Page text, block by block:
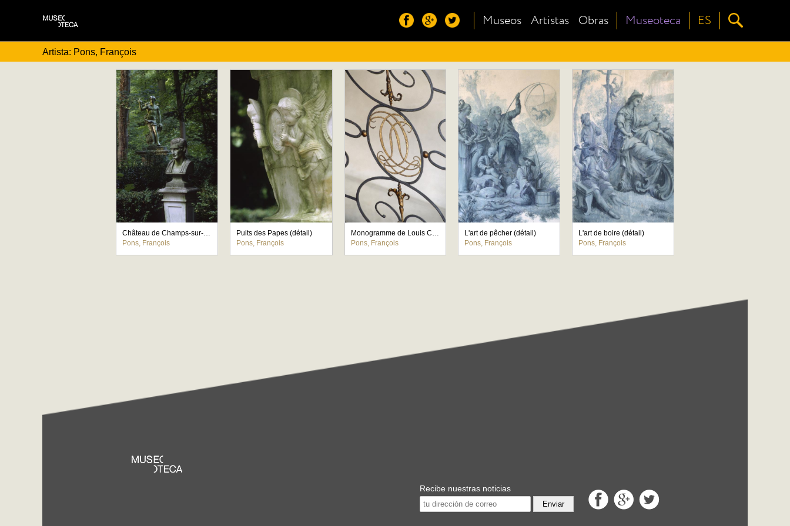
Museos Artistas Obras Museoteca ES
Artista: Pons, François
Château de Champs-sur-Marne, parterre de l'est, buste de philosophe et statue de jeune chasseur
Pons, François
Puits des Papes (détail)
Pons, François
Monogramme de Louis Cahen d'Anvers
Pons, François
L'art de pêcher (détail)
Pons, François
L'art de boire (détail)
Pons, François
Recibe nuestras noticias
Enviar